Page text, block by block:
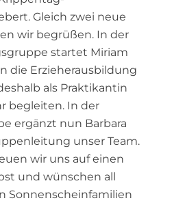
Gleich zwei neue
wir begrüßen. In der
startet Miriam
die Erzieherausbildung
als Praktikantin
begleiten. In der
ergänzt nun Barbara
unser Team.
wir uns auf einen
und wünschen all
Sonnenscheinfamilien